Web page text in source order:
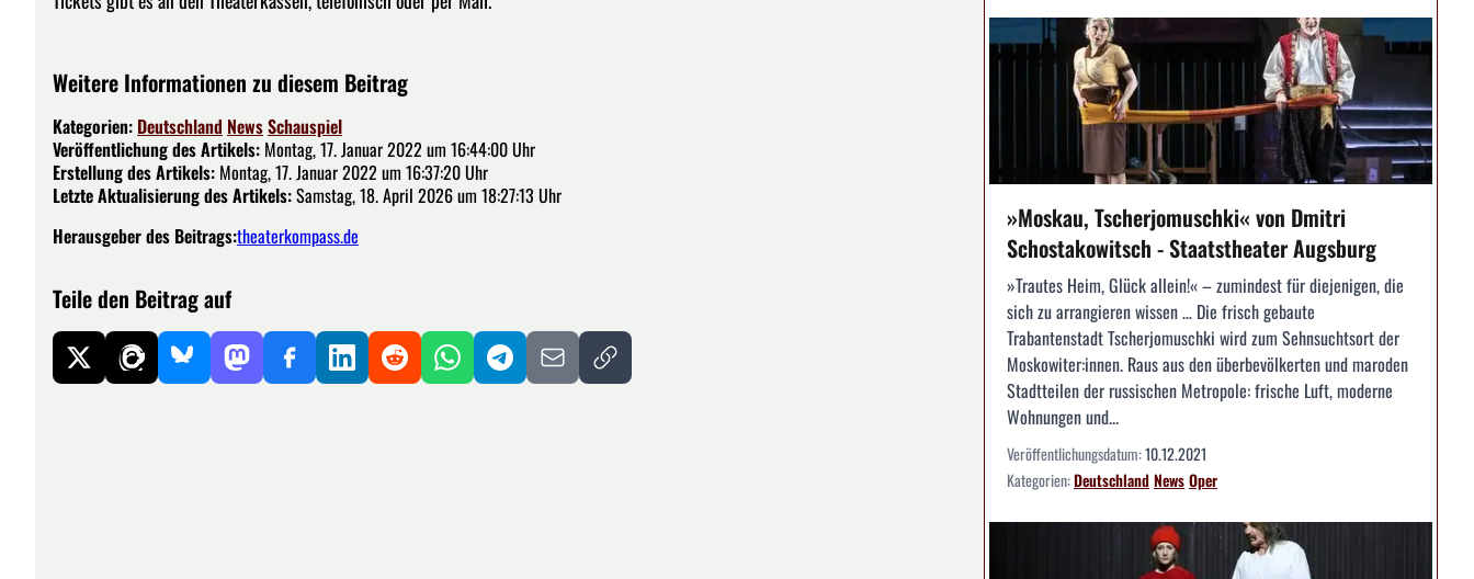
Weitere Informationen zu diesem Beitrag
Kategorien: Deutschland NewsSchauspiel
Veröffentlichung des Artikels: Montag, 17. Januar 2022 um 16:44:00 Uhr
Erstellung des Artikels: Montag, 17. Januar 2022 um 16:37:20 Uhr
Letzte Aktualisierung des Artikels:Samstag, 18. April 2026 um 18:27:13 Uhr
Herausgeber des Beitrags:theaterkompass.de
Teile den Beitrag auf
»Moskau, Tscherjomuschki« von Dmitri
Schostakowitsch - Staatstheater Augsburg
»Trautes Heim, Glück allein!« – zumindest für diejenigen, die
sich zu arrangieren wissen … Die frisch gebaute
Trabantenstadt Tscherjomuschki wird zum Sehnsuchtsort der
Moskowiter:innen. Raus aus den überbevölkerten und maroden
Stadtteilen der russischen Metropole: frische Luft, moderne
Wohnungen und...
Veröffentlichungsdatum:10.12.2021
Kategorien:DeutschlandNewsOper